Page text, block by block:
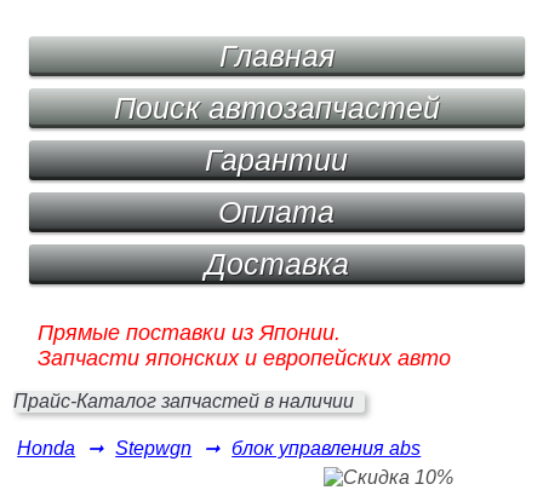
Главная
Поиск автозапчастей
Гарантии
Оплата
Доставка
Прямые поставки из Японии.
Запчасти японских и европейских авто
Прайс-Каталог запчастей в наличии
Honda ➞ Stepwgn ➞ блок управления abs